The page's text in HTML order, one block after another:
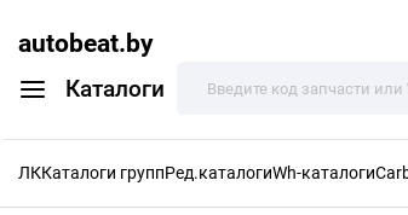
autobeat.by
Каталоги
ЛККаталоги группРед.каталогиWh-каталоги